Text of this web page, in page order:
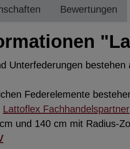
Bewertungen
Unterfederungen
Federelemente
Lattoflex Fachhandelspartner
und 140 cm mit Radius-